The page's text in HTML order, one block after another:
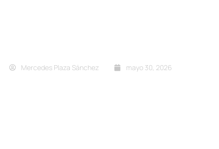
Mercedes Plaza Sánchez mayo 30, 2026